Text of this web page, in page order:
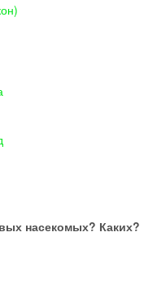
насекомых? Каких?